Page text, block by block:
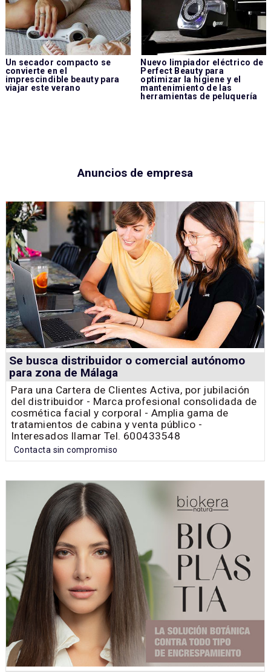
Un secador compacto se
convierte en el
imprescindible beauty para
viajar este verano
Nuevo limpiador eléctrico de
Perfect Beauty para
optimizar la higiene y el
mantenimiento de las
herramientas de peluquería
Anuncios de empresa
Se busca distribuidor o comercial autónomo
para zona de Málaga
Para una Cartera de Clientes Activa, por jubilación
del distribuidor - Marca profesional consolidada de
cosmética facial y corporal - Amplia gama de
tratamientos de cabina y venta público -
Interesados llamar Tel. 600433548
Contacta sin compromiso